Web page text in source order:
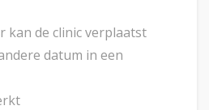
kan de clinic verplaatst
datum in een